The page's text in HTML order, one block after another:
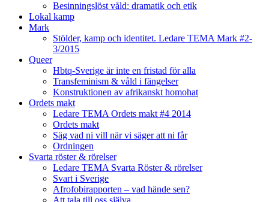
Besinningslöst våld: dramatik och etik
Lokal kamp
Mark
Stölder, kamp och identitet. Ledare TEMA Mark #2-
3/2015
Queer
Hbtq-Sverige är inte en fristad för alla
Transfeminism & våld i fängelser
Konstruktionen av afrikanskt homohat
Ordets makt
Ledare TEMA Ordets makt #4 2014
Ordets makt
Säg vad ni vill när vi säger att ni får
Ordningen
Svarta röster & rörelser
Ledare TEMA Svarta Röster & rörelser
Svart i Sverige
Afrofobirapporten – vad hände sen?
Att tala till oss själva